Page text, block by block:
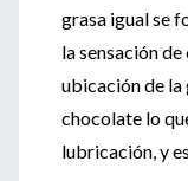
grasa igual se
la sensación
ubicación de la
chocolate lo
lubricación, y